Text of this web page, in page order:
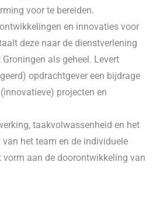
voor te bereiden.
en innovaties voor
deze naar de dienstverlening
als geheel. Levert
opdrachtgever een bijdrage
projecten en
taakvolwassenheid en het
het team en de individuele
vorm aan de doorontwikkeling van